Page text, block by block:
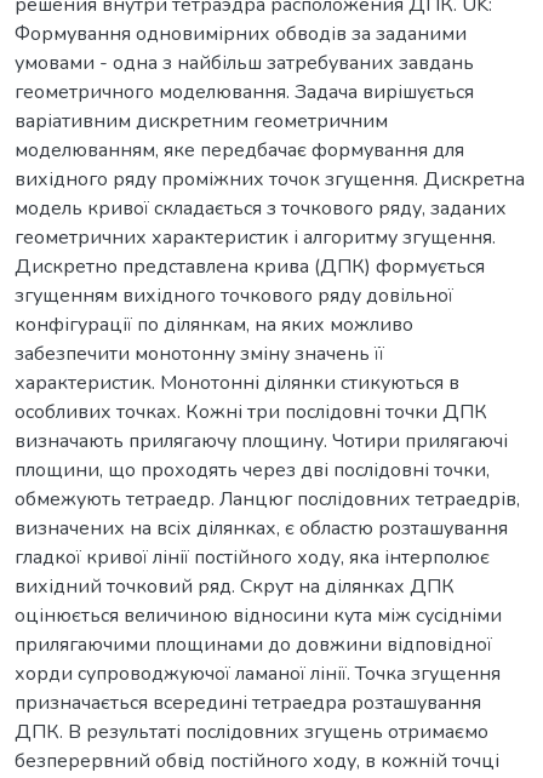
Формування одновимірних обводів за заданими
умовами - одна з найбільш затребуваних завдань
геометричного моделювання. Задача вирішується
варіативним дискретним геометричним
моделюванням, яке передбачає формування для
вихідного ряду проміжних точок згущення. Дискретна
модель кривої складається з точкового ряду, заданих
геометричних характеристик і алгоритму згущення.
Дискретно представлена крива (ДПК) формується
згущенням вихідного точкового ряду довільної
конфігурації по ділянкам, на яких можливо
забезпечити монотонну зміну значень її
характеристик. Монотонні ділянки стикуються в
особливих точках. Кожні три послідовні точки ДПК
визначають прилягаючу площину. Чотири прилягаючі
площини, що проходять через дві послідовні точки,
обмежують тетраедр. Ланцюг послідовних тетраедрів,
визначених на всіх ділянках, є областю розташування
гладкої кривої лінії постійного ходу, яка інтерполює
вихідний точковий ряд. Скрут на ділянках ДПК
оцінюється величиною відносини кута між сусідніми
прилягаючими площинами до довжини відповідної
хорди супроводжуючої ламаної лінії. Точка згущення
призначається всередині тетраедра розташування
ДПК. В результаті послідовних згущень отримаємо
безперервний обвід постійного ходу, в кожній точці